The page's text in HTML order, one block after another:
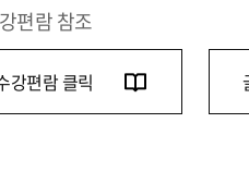
편람 참조
강편람 클릭